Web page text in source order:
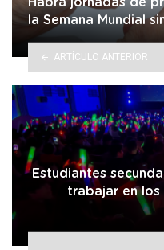
Habrá jornadas de
la Semana Mundial
ARTÍCULO ANTERIOR
Estudiantes
trabajar en los